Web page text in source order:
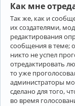
Как мне
Так же, как и
их создателями,
редактирования
сообщения в теме;
никто не успел
отредактировать
то уже
администраторы
сделано для того,
во время